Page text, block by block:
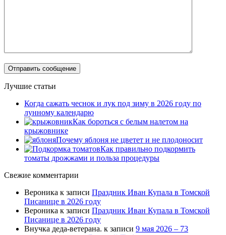
Лучшие статьи
Когда сажать чеснок и лук под зиму в 2026 году по
лунному календарю
Как бороться с белым налетом на
крыжовнике
Почему яблоня не цветет и не плодоносит
Как правильно подкормить
томаты дрожжами и польза процедуры
Свежие комментарии
Вероника к записи Праздник Иван Купала в Томской
Писанице в 2026 году
Вероника к записи Праздник Иван Купала в Томской
Писанице в 2026 году
Внучка деда-ветерана. к записи 9 мая 2026 – 73